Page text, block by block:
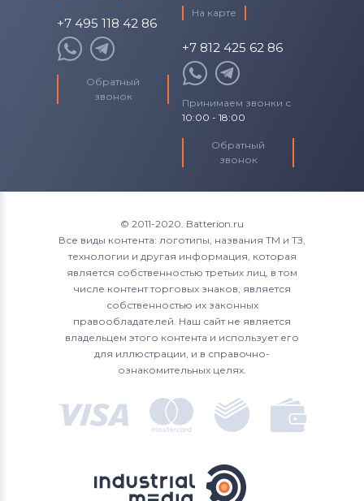
+7 495 118 42 86
Обратный
звонок
На карте
+7 812 425 62 86
Принимаем звонки с
10:00 - 18:00
Обратный
звонок
© 2011-2020. Batterion.ru
Все виды контента: логотипы, названия ТМ и ТЗ,
технологии и другая информация, которая
является собственностью третьих лиц, в том
числе контент торговых знаков, является
собственностью их законных
правообладателей. Наш сайт не является
владельцем этого контента и использует его
для иллюстрации, и в справочно-
ознакомительных целях.